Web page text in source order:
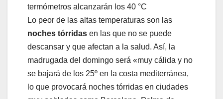
termómetros alcanzarán los 40 °C
Lo peor de las altas temperaturas son las
noches tórridas en las que no se puede
descansar y que afectan a la salud. Así, la
madrugada del domingo será «muy cálida y no
se bajará de los 25º en la costa mediterránea,
lo que provocará noches tórridas en ciudades